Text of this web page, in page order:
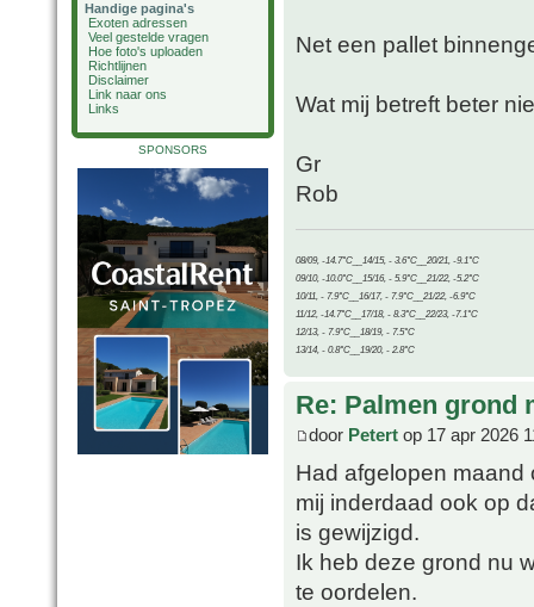
Handige pagina's
Exoten adressen
Veel gestelde vragen
Hoe foto's uploaden
Richtlijnen
Disclaimer
Link naar ons
Links
SPONSORS
Net een pallet
Wat mij betreft beter
Gr
Rob
08/09, -14.7°C__14/15, - 3.6°C__20/21, -9.1°C
09/10, -10.0°C__15/16, - 5.9°C__21/22, -5.2°C
10/11, - 7.9°C__16/17, - 7.9°C__21/22, -6.9°C
11/12, -14.7°C__17/18, - 8.3°C__22/23, -7.1°C
12/13, - 7.9°C__18/19, - 7.5°C
13/14, - 0.8°C__19/20, - 2.8°C
Re: Palmen grond
door Petert op 17 apr 2026
Had afgelopen
mij inderdaad ook op
is gewijzigd.
Ik heb deze grond nu
te oordelen.